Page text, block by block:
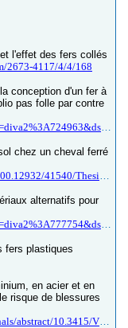
l'effet des fers collés
2673-4117/4/4/168
conception d'un fer à
pas folle par contre
https://www.diva-portal.org/smash/record.jsf?pid=diva2%3A724963&dswid=-2753
chez un cheval ferré
https://studenttheses.uu.nl/bitstream/handle/20.500.12932/41540/Thesis%20Solvor%20N%20Malmei%20final.pdf?sequence=1
alternatifs pour
https://www.diva-portal.org/smash/record.jsf?pid=diva2%3A777754&dswid=-1886
fers plastiques
en acier et en
risque de blessures
https://www.thieme-connect.com/products/ejournals/abstract/10.3415/VCOT-17-01-0003